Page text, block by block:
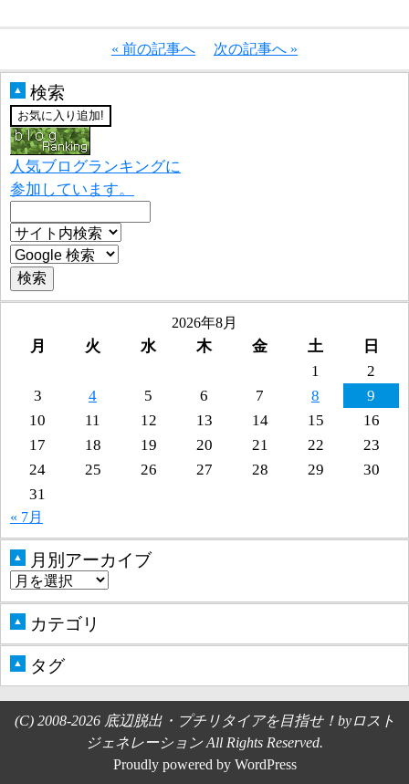
« 前の記事へ 次の記事へ »
▲ 検索
人気ブログランキングに
参加しています。
2026年8月
月 火 水 木 金 土
日
1
2
3
4 5 6 7 8
9
10
11 12 13 14 15
16
17
18 19 20 21 22
23
24
25 26 27 28 29
30
31
« 7月
▲ 月別アーカイブ
▲ カテゴリ
▲ タグ
(C) 2008-2026 底辺脱出・プチリタイアを目指せ！byロスト
ジェネレーション All Rights Reserved.
Proudly powered by WordPress